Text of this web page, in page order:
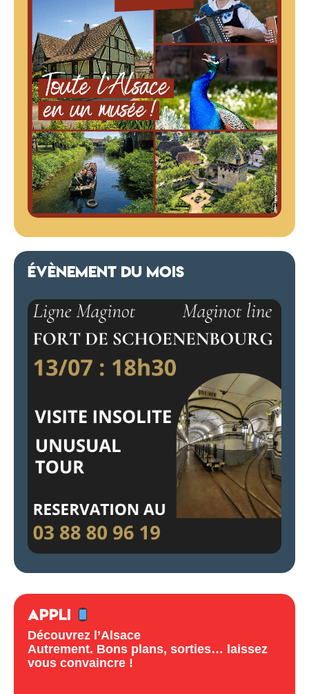
ÉVÈNEMENT DU MOIS
APPLI
Découvrez l’Alsace
Autrement. Bons plans, sorties… laissez
vous convaincre !